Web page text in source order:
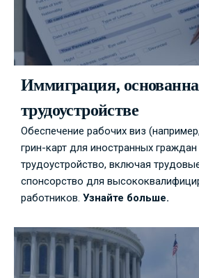
Иммиграция,
трудоустройстве
Обеспечение рабочих виз
грин-карт для иностранных граждан
трудоустройство, включая
спонсорство для
работников. Узнайте больше.